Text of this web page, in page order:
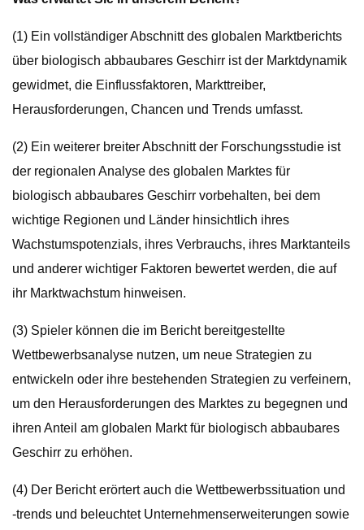
(1) Ein vollständiger Abschnitt des globalen Marktberichts
über biologisch abbaubares Geschirr ist der Marktdynamik
gewidmet, die Einflussfaktoren, Markttreiber,
Herausforderungen, Chancen und Trends umfasst.
(2) Ein weiterer breiter Abschnitt der Forschungsstudie ist
der regionalen Analyse des globalen Marktes für
biologisch abbaubares Geschirr vorbehalten, bei dem
wichtige Regionen und Länder hinsichtlich ihres
Wachstumspotenzials, ihres Verbrauchs, ihres Marktanteils
und anderer wichtiger Faktoren bewertet werden, die auf
ihr Marktwachstum hinweisen.
(3) Spieler können die im Bericht bereitgestellte
Wettbewerbsanalyse nutzen, um neue Strategien zu
entwickeln oder ihre bestehenden Strategien zu verfeinern,
um den Herausforderungen des Marktes zu begegnen und
ihren Anteil am globalen Markt für biologisch abbaubares
Geschirr zu erhöhen.
(4) Der Bericht erörtert auch die Wettbewerbssituation und
-trends und beleuchtet Unternehmenserweiterungen sowie